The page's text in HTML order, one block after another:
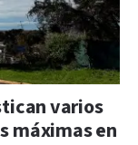
varios
máximas en